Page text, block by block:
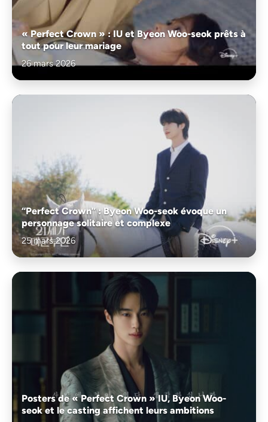
« Perfect Crown » : IU et Byeon Woo-seok prêts à
tout pour leur mariage
26 mars 2026
“Perfect Crown” : Byeon Woo-seok évoque un
personnage solitaire et complexe
25 mars 2026
Posters de « Perfect Crown » IU, Byeon Woo-
seok et le casting affichent leurs ambitions